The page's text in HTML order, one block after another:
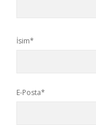
İsim*
E-Posta*